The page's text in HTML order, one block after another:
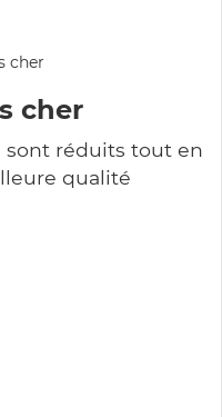
cher
réduits tout en
qualité